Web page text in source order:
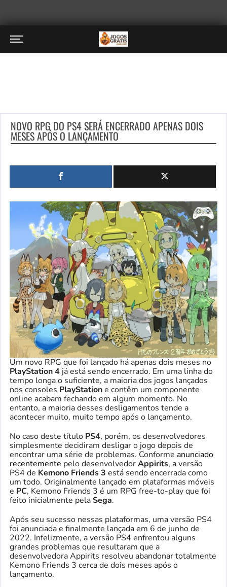
NOVO RPG DO PS4 SERÁ ENCERRADO APENAS DOIS
MESES APÓS O LANÇAMENTO
Um novo RPG que foi lançado há apenas dois meses no
PlayStation 4 já está sendo encerrado. Em uma linha do
tempo longa o suficiente, a maioria dos jogos lançados
nos consoles PlayStatione contêm um componente
online acabam fechando em algum momento. No
entanto, a maioria desses desligamentos tende a
acontecer muito, muito tempo após o lançamento.
No caso deste título PS4, porém, os desenvolvedores
simplesmente decidiram desligar o jogo depois de
encontrar uma série de problemas. Conforme anunciado
recentemente pelo desenvolvedorAppirits, a versão
PS4 de Kemono Friends 3 está sendo encerrada como
um todo. Originalmente lançado em plataformas móveis
e PC, Kemono Friends 3 é um RPG free-to-play que foi
feito inicialmente pelaSega.
Após seu sucesso nessas plataformas, uma versão PS4
foi anunciada e finalmente lançada em 6 de junho de
2022. Infelizmente, a versão PS4 enfrentou alguns
grandes problemas que resultaram que a
desenvolvedora Appirits resolveu abandonar totalmente
Kemono Friends 3 cerca de dois meses após o
lançamento.